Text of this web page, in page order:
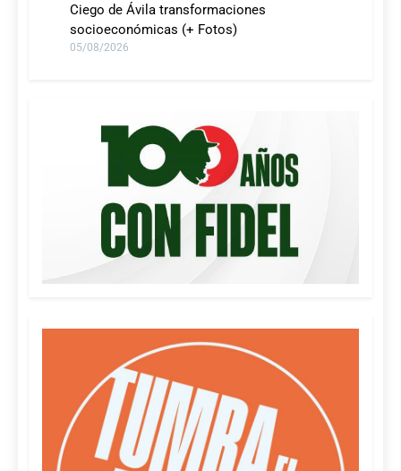
Ciego de Ávila transformaciones
socioeconómicas (+ Fotos)
05/08/2026